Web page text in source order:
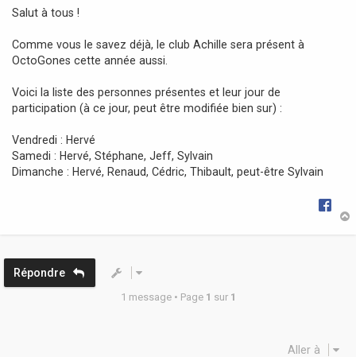
s
g
e
Salut à tous !
Comme vous le savez déjà, le club Achille sera présent à
OctoGones cette année aussi.
Voici la liste des personnes présentes et leur jour de
participation (à ce jour, peut être modifiée bien sur) :
Vendredi : Hervé
Samedi : Hervé, Stéphane, Jeff, Sylvain
Dimanche : Hervé, Renaud, Cédric, Thibault, peut-être Sylvain
Répondre
1 message • Page 1 sur 1
Aller à